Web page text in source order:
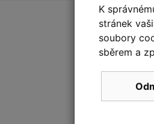
K
stránek
soubory
sběrem a